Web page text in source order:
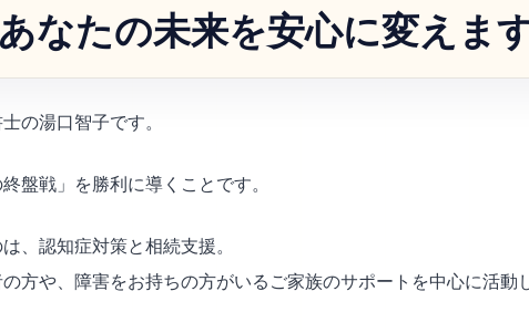
なたの未来を安心に変えま
の湯口智子です。
盤戦」を勝利に導くことです。
、認知症対策と相続支援。
方や、障害をお持ちの方がいるご家族のサポートを中心に活動